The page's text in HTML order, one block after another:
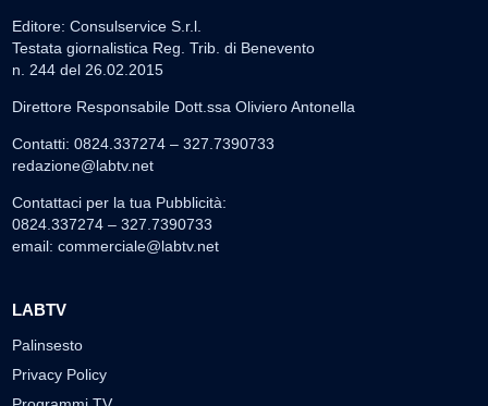
Editore: Consulservice S.r.l.
Testata giornalistica Reg. Trib. di Benevento
n. 244 del 26.02.2015
Direttore Responsabile Dott.ssa Oliviero Antonella
Contatti: 0824.337274 – 327.7390733
redazione@labtv.net
Contattaci per la tua Pubblicità:
0824.337274 – 327.7390733
email: commerciale@labtv.net
LABTV
Palinsesto
Privacy Policy